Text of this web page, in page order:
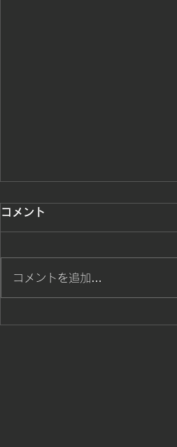
勝ち戦士達が躍動
コメント
コメントを追加…